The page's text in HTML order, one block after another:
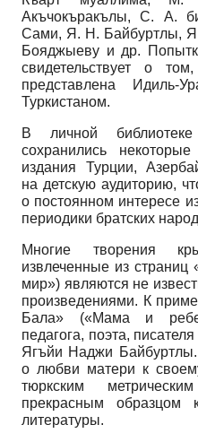
Акъчокъракълы, С. А.
Сами, Я. Н. Байбуртлы,
Бояджыеву и др.
свидетельствует о
представлена Идиль-
Туркистаном.
В личной
сохранились
издания Турции,
на детскую аудиторию,
о постоянном интересе
периодики братских
Многие творения
извлеченные из страниц
мир») являются не
произведениями. К
Бала» («Мама и
педагога, поэта,
Ягъйи Наджи Байбуртлы.
о любви матери к
тюркским
прекрасным образцом
литературы.